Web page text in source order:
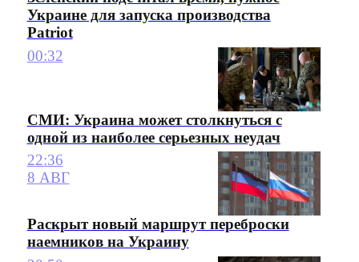
Украине для запуска производства
Patriot
00:32
СМИ: Украина может столкнуться с
одной из наиболее серьезных неудач
22:36
8 АВГ
Раскрыт новый маршрут переброски
наемников на Украину